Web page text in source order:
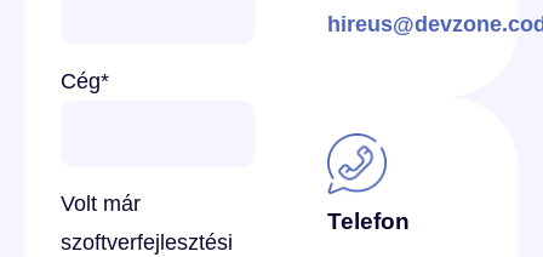
Telefon
Cég*
Volt már
szoftverfejlesztési